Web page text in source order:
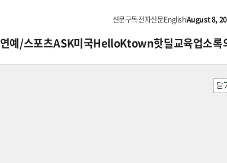
신문구독전자신문EnglishAugust 8,
연예/스포츠ASK미국HelloKtown핫딜교육업소록